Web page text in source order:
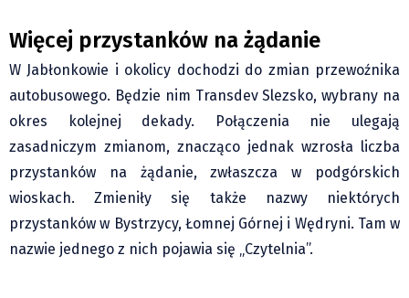
Mrózek i Maćkowiak
PODCAST "GŁOS MAMY"
STREFA PREMIUM
Więcej przystanków na żądanie
W Jabłonkowie i okolicy dochodzi do zmian przewoźnika
autobusowego. Będzie nim Transdev Slezsko, wybrany na
okres kolejnej dekady. Połączenia nie ulegają
zasadniczym zmianom, znacząco jednak wzrosła liczba
przystanków na żądanie, zwłaszcza w podgórskich
wioskach. Zmieniły się także nazwy niektórych
przystanków w Bystrzycy, Łomnej Górnej i Wędryni. Tam w
nazwie jednego z nich pojawia się „Czytelnia”.